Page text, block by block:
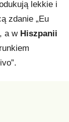
lekkie i
zdanie „Eu
a w Hiszpanii